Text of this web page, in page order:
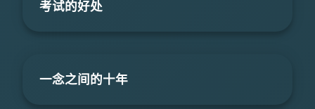
考试的好处
一念之间的十年